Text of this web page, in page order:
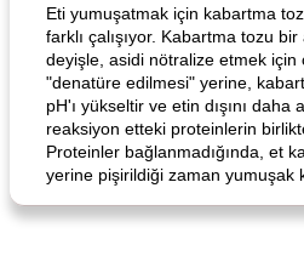
Curry Chicken Dinner
Eti yumuşatmak için kabartma
farklı çalışıyor. Kabartma tozu
deyişle, asidi nötralize etmek için
"denatüre edilmesi" yerine,
pH'ı yükseltir ve etin dışını
reaksiyon etteki proteinlerin birlikte
Proteinler bağlanmadığında, et
yerine pişirildiği zaman yumuşak